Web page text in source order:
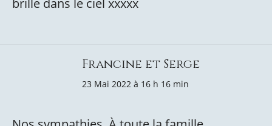
brille dans le ciel xxxxx
Francine et Serge
23 Mai 2022 à 16 h 16 min